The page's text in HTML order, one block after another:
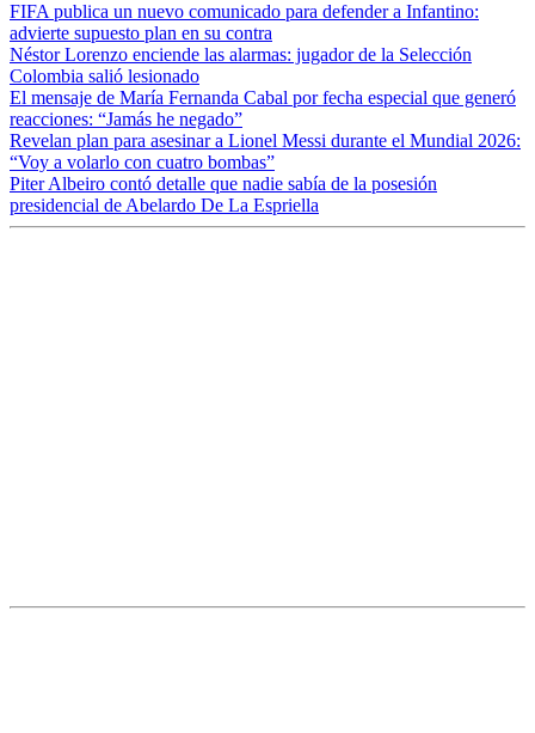
FIFA publica un nuevo comunicado para defender a Infantino:
advierte supuesto plan en su contra
Néstor Lorenzo enciende las alarmas: jugador de la Selección
Colombia salió lesionado
El mensaje de María Fernanda Cabal por fecha especial que generó
reacciones: “Jamás he negado”
Revelan plan para asesinar a Lionel Messi durante el Mundial 2026:
“Voy a volarlo con cuatro bombas”
Piter Albeiro contó detalle que nadie sabía de la posesión
presidencial de Abelardo De La Espriella